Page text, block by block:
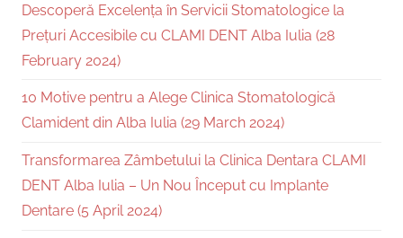
Descoperă Excelența în Servicii Stomatologice la
Prețuri Accesibile cu CLAMI DENT Alba Iulia (28
February 2024)
10 Motive pentru a Alege Clinica Stomatologică
Clamident din Alba Iulia (29 March 2024)
Transformarea Zâmbetului la Clinica Dentara CLAMI
DENT Alba Iulia – Un Nou Început cu Implante
Dentare (5 April 2024)